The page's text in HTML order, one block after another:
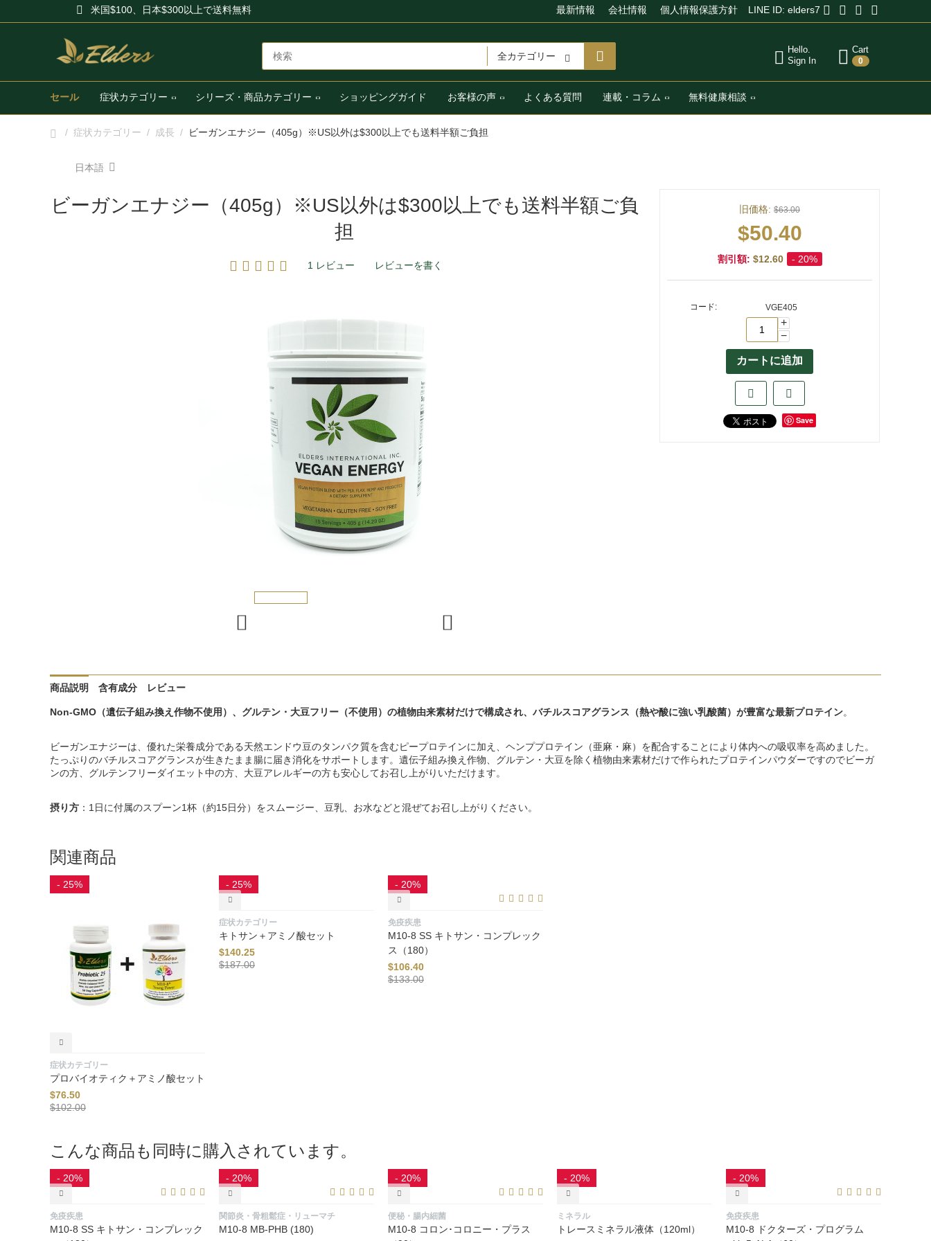
米国$100、日本$300以上で送料無料 LINE ID: elders7
最新情報 会社情報 個人情報保護方針
全カテゴリー
Cart
0
Hello.
Sign In
セール 症状カテゴリー シリーズ・商品カテゴリー ショッピングガイド お客様の声 よくある質問 連載・コラム 無料健康相談
/ 症状カテゴリー / 成長 / ビーガンエナジー（405g）※US以外は$300以上でも送料半額ご負担
日本語
ビーガンエナジー（405g）※US以外は$300以上でも送料半額ご負
担
1 レビュー レビューを書く
旧価格: $63.00
$50.40
割引額: $12.60 - 20%
コード: VGE405
+
−
カートに追加
Save
商品説明 含有成分 レビュー
Non-GMO（遺伝子組み換え作物不使用）、グルテン・大豆フリー（不使用）の植物由来素材だけで構成され、バチルスコアグランス（熱や酸に強い乳酸菌）が豊富な最新プロテイン。
ビーガンエナジーは、優れた栄養成分である天然エンドウ豆のタンパク質を含むピープロテインに加え、ヘンププロテイン（亜麻・麻）を配合することにより体内への吸収率を高めました。
たっぷりのバチルスコアグランスが生きたまま腸に届き消化をサポートします。遺伝子組み換え作物、グルテン・大豆を除く植物由来素材だけで作られたプロテインパウダーですのでビーガ
ンの方、グルテンフリーダイエット中の方、大豆アレルギーの方も安心してお召し上がりいただけます。
摂り方 ：1日に付属のスプーン1杯（約15日分）をスムージー、豆乳、お水などと混ぜてお召し上がりください。
関連商品
- 25%
症状カテゴリー
プロバイオティク＋アミノ酸セット
$76.50
$102.00
- 25%
症状カテゴリー
キトサン＋アミノ酸セット
$140.25
$187.00
- 20%
免疫疾患
M10-8 SS キトサン・コンプレック
ス（180）
$106.40
$133.00
こんな商品も同時に購入されています。
- 20%
免疫疾患
M10-8 SS キトサン・コンプレック
- 20%
関節炎・骨粗鬆症・リューマチ
M10-8 MB-PHB (180)
- 20%
便秘・腸内細菌
M10-8 コロン･コロニー・プラス
- 20%
ミネラル
トレースミネラル液体（120ml）
- 20%
免疫疾患
M10-8 ドクターズ・プログラム